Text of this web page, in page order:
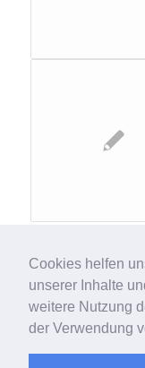
Cookies helfen
unserer Inhalte
weitere Nutzung
der Verwendung
© Copyright -